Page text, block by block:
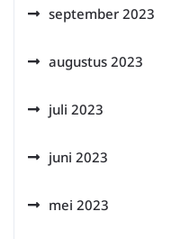
september 2023
augustus 2023
juli 2023
juni 2023
mei 2023